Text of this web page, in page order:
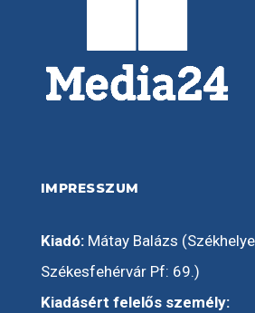
IMPRESSZUM
Kiadó:Mátay Balázs
Székesfehérvár Pf: 69.)
Kiadásért felelős személy: